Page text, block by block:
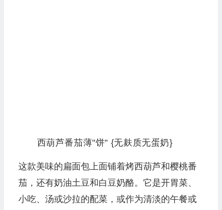
西葫芦番茄薄"饼" {无麸质无蛋奶}
这款美味的扁面包上面铺着烤西葫芦和樱桃番
茄，还有奶油土豆和白豆奶酪。它是开胃菜、
小吃、汤或沙拉的配菜，或作为清淡的午餐或